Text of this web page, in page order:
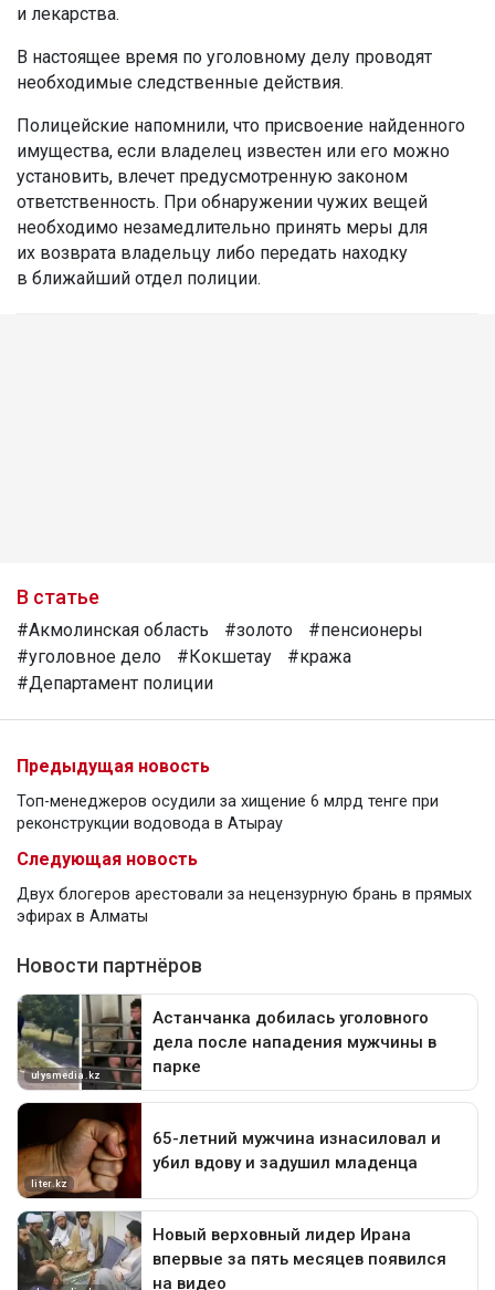
и лекарства.
В настоящее время по уголовному делу проводят
необходимые следственные действия.
Полицейские напомнили, что присвоение найденного
имущества, если владелец известен или его можно
установить, влечет предусмотренную законом
ответственность. При обнаружении чужих вещей
необходимо незамедлительно принять меры для
их возврата владельцу либо передать находку
в ближайший отдел полиции.
В статье
#Акмолинская область #золото
#пенсионеры
#уголовное дело
#Кокшетау
#кража
#Департамент полиции
Предыдущая новость
Топ-менеджеров осудили за хищение 6 млрд тенге при
реконструкции водовода в Атырау
Следующая новость
Двух блогеров арестовали за нецензурную брань в прямых
эфирах в Алматы